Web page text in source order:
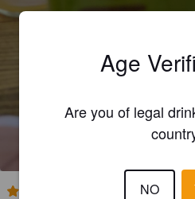
Fruit / Vegetable Beer.
Age
Are you of legal
NO